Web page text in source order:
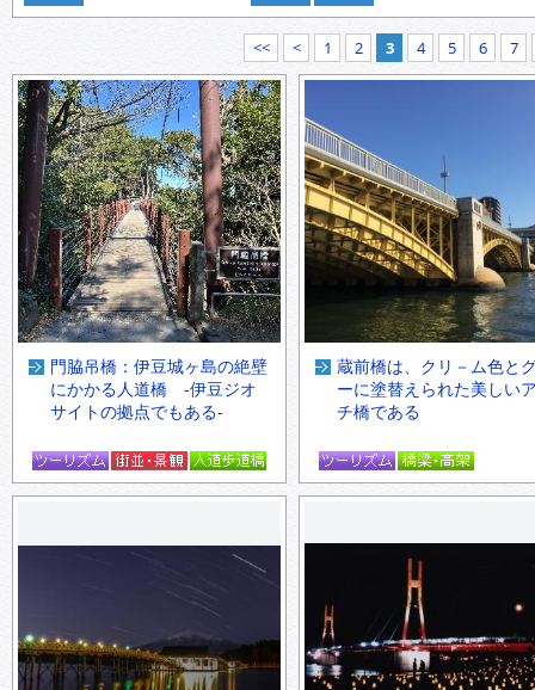
<< < 1 2 3 4 5 6 7
門脇吊橋：伊豆城ヶ島の絶壁
にかかる人道橋 -伊豆ジオ
サイトの拠点でもある-
蔵前橋は、クリ－ム色と
ーに塗替えられた美しい
チ橋である